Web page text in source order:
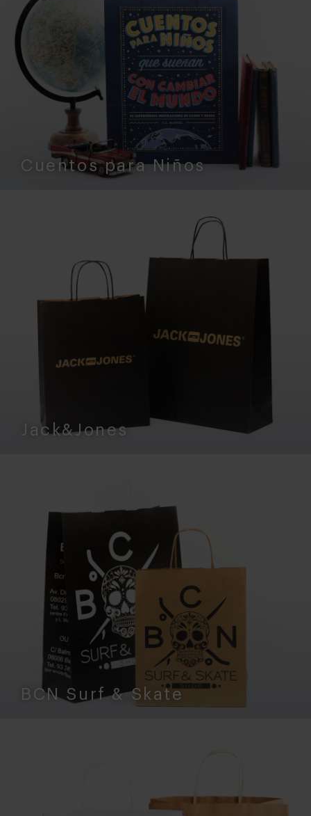
Cuentos para Niños
Jack&Jones
BCN Surf & Skate